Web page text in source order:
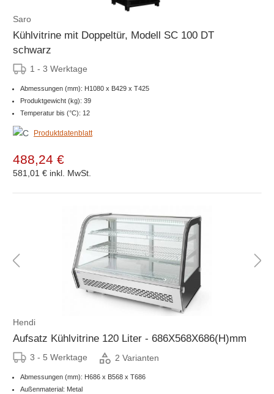
Saro
Kühlvitrine mit Doppeltür, Modell SC 100 DT
schwarz
1 - 3 Werktage
Abmessungen (mm): H1080 x B429 x T425
Produktgewicht (kg): 39
Temperatur bis (°C): 12
Produktdatenblatt
488,24 €
581,01 € inkl. MwSt.
Hendi
Aufsatz Kühlvitrine 120 Liter - 686X568X686(H)mm
3 - 5 Werktage 2 Varianten
Abmessungen (mm): H686 x B568 x T686
Außenmaterial: Metal